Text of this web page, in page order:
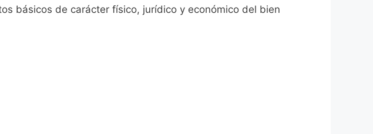
básicos de carácter físico, jurídico y económico del bien